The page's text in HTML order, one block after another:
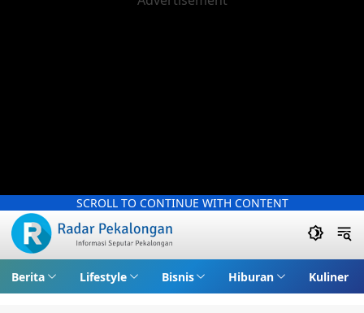
SCROLL TO CONTINUE WITH CONTENT
Berita Lifestyle Bisnis Hiburan Kuliner